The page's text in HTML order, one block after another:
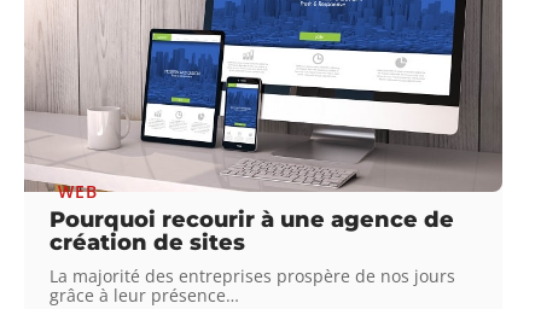
WEB
Pourquoi recourir à une agence de
création de sites
La majorité des entreprises prospère de nos jours
grâce à leur présence…